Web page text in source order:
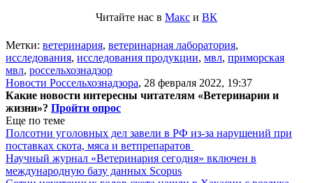
Читайте нас в Макс и ВК
Метки: ветеринария, ветеринарная лаборатория,
исследования, исследования продукции, мвл, приморская
мвл, россельхознадзор
Новости Россельхознадзора, 28 февраля 2022, 19:37
Какие новости интересны читателям «Ветеринарии и
жизни»? Пройти опрос
Еще по теме
Полсотни уголовных дел завели в РФ из-за нарушений при
поставках скота, мяса и ветпрепаратов
Научный журнал «Ветеринария сегодня» включен в
международную базу данных Scopus